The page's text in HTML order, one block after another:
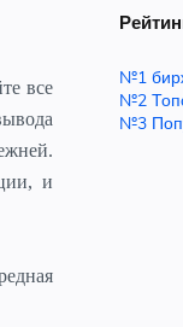
все
и
№1
№2
№3